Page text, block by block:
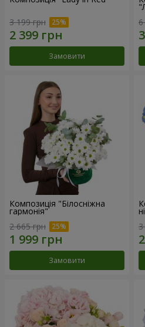
3 199 грн
Замовити
6
Композиція "Білосніжна
гармонія"
2 665 грн
Замовити
3